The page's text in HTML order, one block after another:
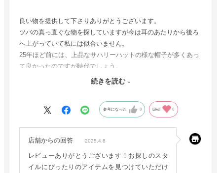
良い物を提供して下さりありがとうございます。
ツバの真っ直ぐな物を探していますが今は耳のあたりから後ろ
へ上がっていて私には似合いません。
25年ほど前には、上品なサハリーハットの様な帽子が多くあっ
て良かったのですが時代でしょう。
諦めていましたが、ツバの曲がりが小さいので真っ直ぐにして
写真では伝わりませんが、見ただけで良い物であることが感じ
られる帽子です。
続きを読む
参考になった 0 Like! 0
店舗からの回答 2025.4.8
レビューありがとうございます！お探しのスタ
イルにぴったりのアイテムを見つけていただけ